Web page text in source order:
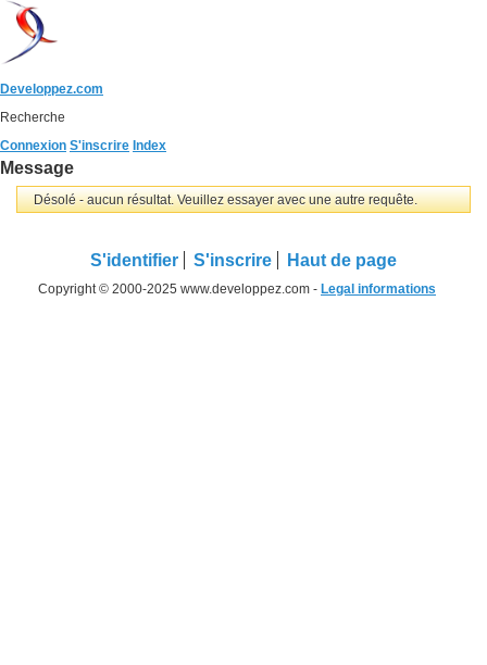
Developpez.com
Recherche
Connexion S'inscrire Index
Message
Désolé - aucun résultat. Veuillez essayer avec une autre requête.
S'identifier S'inscrire Haut de page
Copyright © 2000-2025 www.developpez.com - Legal informations